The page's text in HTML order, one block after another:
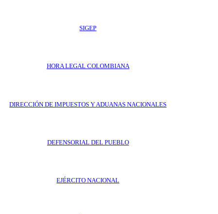
SIGEP
HORA LEGAL COLOMBIANA
DIRECCIÓN DE IMPUESTOS Y ADUANAS NACIONALES
DEFENSORIAL DEL PUEBLO
EJÉRCITO NACIONAL